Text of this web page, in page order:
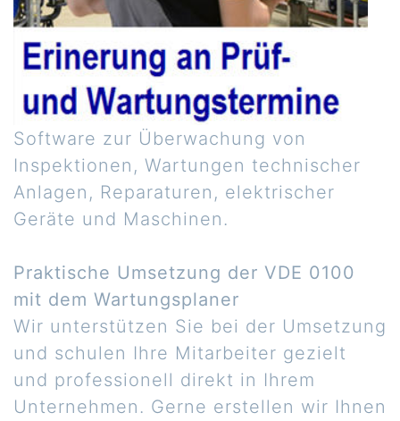
Software zur Überwachung von
Inspektionen, Wartungen technischer
Anlagen, Reparaturen, elektrischer
Geräte und Maschinen.
Praktische Umsetzung der VDE 0100
mit dem Wartungsplaner
Wir unterstützen Sie bei der Umsetzung
und schulen Ihre Mitarbeiter gezielt
und professionell direkt in Ihrem
Unternehmen. Gerne erstellen wir Ihnen